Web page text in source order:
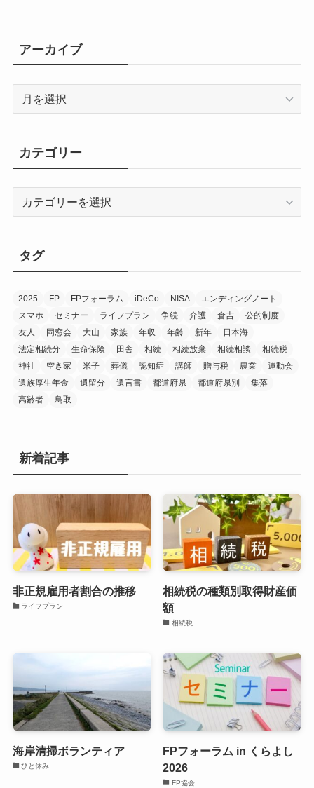
アーカイブ
ブ
カテゴリー
ー
タグ
2025 FP FPフォーラム iDeCo NISA
エンディングノート
スマホ
セミナー ライフプラン 争続 介護 倉吉
公的制度
友人
同窓会 大山 家族 年収 年齢 新年
日本海
法定相続分
生命保険 田舎 相続 相続放棄 相続相談
相続税
神社
空き家 米子 葬儀 認知症 講師 贈与税 農業
運動会
遺族厚生年金
遺留分 遺言書 都道府県 都道府県別
集落
高齢者
鳥取
新着記事
非正規雇用者割合の推移
ライフプラン
相続税の種類別取得財産価
額
相続税
海岸清掃ボランティア
ひと休み
FPフォーラム in くらよし
2026
FP協会